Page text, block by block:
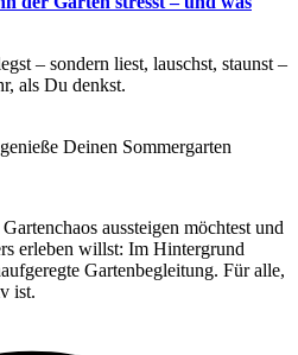
– sondern liest, lauschst, staunst –
als Du denkst.
Deinen Sommergarten
aussteigen möchtest und
erleben willst: Im Hintergrund
Gartenbegleitung. Für alle,
ist.